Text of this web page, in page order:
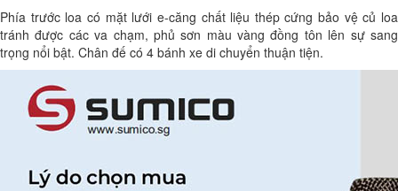
Phía trước loa có mặt lưới e-căng chất liệu thép cứng bảo vệ củ loa
tránh được các va chạm, phủ sơn màu vàng đồng tôn lên sự sang
trọng nổi bật. Chân đế có 4 bánh xe di chuyển thuận tiện.